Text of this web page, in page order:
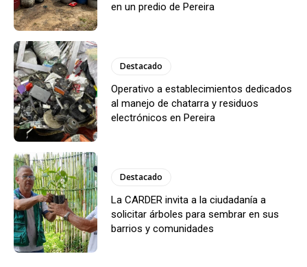
en un predio de Pereira
Destacado
Operativo a establecimientos dedicados
al manejo de chatarra y residuos
electrónicos en Pereira
Destacado
La CARDER invita a la ciudadanía a
solicitar árboles para sembrar en sus
barrios y comunidades